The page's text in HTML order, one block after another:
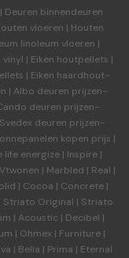
Deuren binnendeuren
vloeren | Houten
linoleum vloeren |
vinyl | Eiken houtpellets |
| Eiken haardhout-
| Albo deuren prijzen-
deuren prijzen-
Svedex deuren prijzen-
kopen prijs |
life energize | Inspire |
Vtwonen | Marbled | Real |
| Cocoa | Concrete |
Striato Original | Striato
| Acoustic | Decibel |
| Ohmex | Furniture |
| Bella | Prima | Eternal